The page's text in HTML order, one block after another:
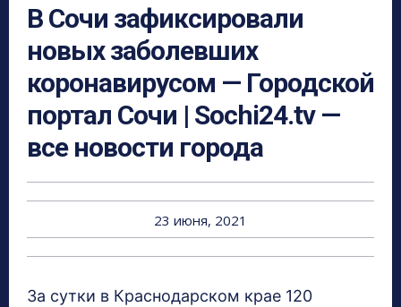
В Сочи зафиксировали
новых заболевших
коронавирусом — Городской
портал Сочи | Sochi24.tv —
все новости города
23 июня, 2021
За сутки в Краснодарском крае 120